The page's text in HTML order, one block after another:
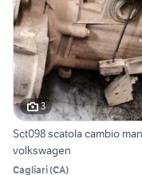
3
Sct098 scatola cambio
volkswagen
Cagliari(CA)